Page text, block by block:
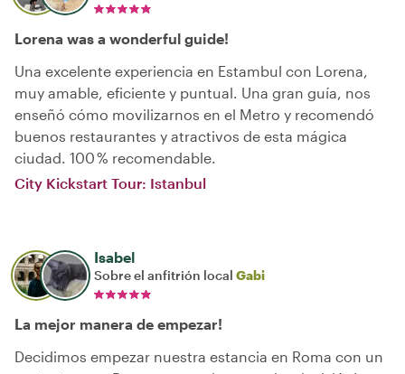
Lorena was a wonderful guide!
Una excelente experiencia en Estambul con Lorena,
muy amable, eficiente y puntual. Una gran guía, nos
enseñó cómo movilizarnos en el Metro y recomendó
buenos restaurantes y atractivos de esta mágica
ciudad. 100 % recomendable.
City Kickstart Tour: Istanbul
Isabel
Sobre el anfitrión local Gabi
La mejor manera de empezar!
Decidimos empezar nuestra estancia en Roma con un